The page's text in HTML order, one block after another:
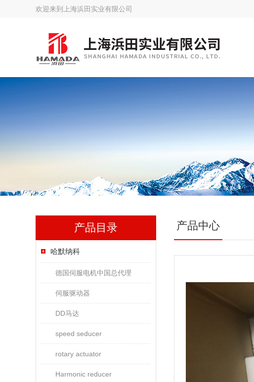
欢迎来到 上海浜田实业有限公司
产品目录
哈默纳科
德国伺服电机中国总代理
伺服驱动器
DD马达
speed seducer
rotary actuator
Harmonic reducer
产品中心